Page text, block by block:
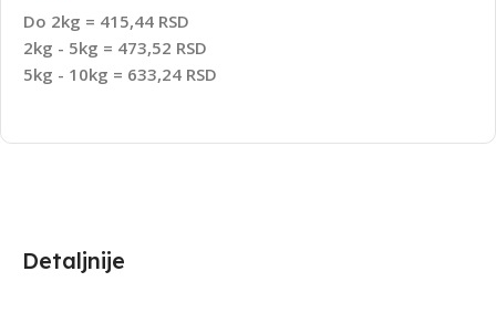
Do 2kg = 415,44 RSD
2kg - 5kg = 473,52 RSD
5kg - 10kg = 633,24 RSD
Detaljnije